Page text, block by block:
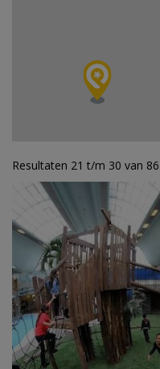
Resultaten 21 t/m 30 van 86